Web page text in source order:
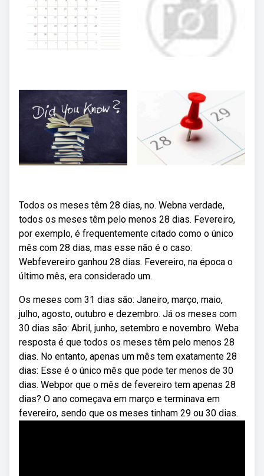
Todos os meses têm 28 dias, no. Webna verdade,
todos os meses têm pelo menos 28 dias. Fevereiro,
por exemplo, é frequentemente citado como o único
mês com 28 dias, mas esse não é o caso:
Webfevereiro ganhou 28 dias. Fevereiro, na época o
último mês, era considerado um.
Os meses com 31 dias são: Janeiro, março, maio,
julho, agosto, outubro e dezembro. Já os meses com
30 dias são: Abril, junho, setembro e novembro. Weba
resposta é que todos os meses têm pelo menos 28
dias. No entanto, apenas um mês tem exatamente 28
dias: Esse é o único mês que pode ter menos de 30
dias. Webpor que o mês de fevereiro tem apenas 28
dias? O ano começava em março e terminava em
fevereiro, sendo que os meses tinham 29 ou 30 dias.